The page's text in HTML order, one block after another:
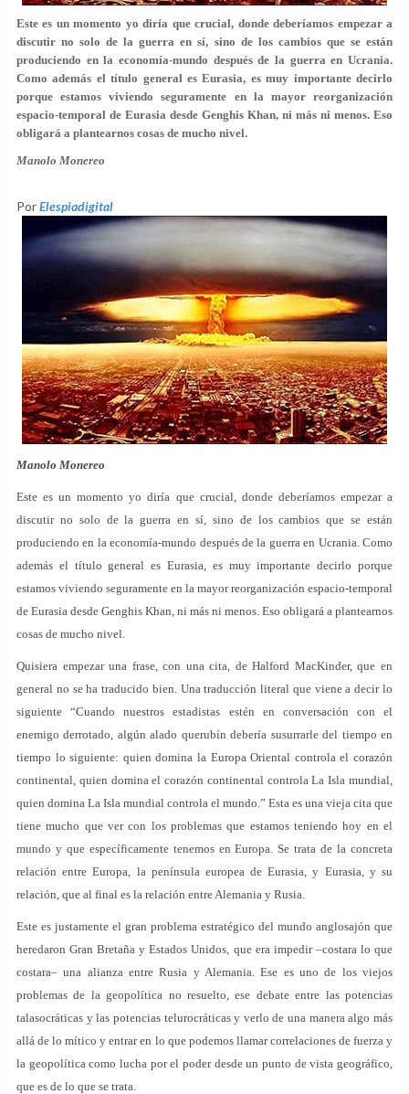
Este es un momento yo diría que crucial, donde deberíamos empezar a
discutir no solo de la guerra en sí, sino de los cambios que se están
produciendo en la economía-mundo después de la guerra en Ucrania.
Como además el título general es Eurasia, es muy importante decirlo
porque estamos viviendo seguramente en la mayor reorganización
espacio-temporal de Eurasia desde Genghis Khan, ni más ni menos. Eso
obligará a plantearnos cosas de mucho nivel.
Manolo Monereo
PorElespiadigital
Manolo Monereo
Este es un momento yo diría que crucial, donde deberíamos empezar a
discutir no solo de la guerra en sí, sino de los cambios que se están
produciendo en la economía-mundo después de la guerra en Ucrania. Como
además el título general es Eurasia, es muy importante decirlo porque
estamos viviendo seguramente en la mayor reorganización espacio-temporal
de Eurasia desde Genghis Khan, ni más ni menos. Eso obligará a plantearnos
cosas de mucho nivel.
Quisiera empezar una frase, con una cita, de Halford MacKinder, que en
general no se ha traducido bien. Una traducción literal que viene a decir lo
siguiente “Cuando nuestros estadistas estén en conversación con el
enemigo derrotado, algún alado querubín debería susurrarle del tiempo en
tiempo lo siguiente: quien domina la Europa Oriental controla el corazón
continental, quien domina el corazón continental controla La Isla mundial,
quien domina La Isla mundial controla el mundo.” Esta es una vieja cita que
tiene mucho que ver con los problemas que estamos teniendo hoy en el
mundo y que específicamente tenemos en Europa. Se trata de la concreta
relación entre Europa, la península europea de Eurasia, y Eurasia, y su
relación, que al final es la relación entre Alemania y Rusia.
Este es justamente el gran problema estratégico del mundo anglosajón que
heredaron Gran Bretaña y Estados Unidos, que era impedir –costara lo que
costara– una alianza entre Rusia y Alemania. Ese es uno de los viejos
problemas de la geopolítica no resuelto, ese debate entre las potencias
talasocráticas y las potencias telurocráticas y verlo de una manera algo más
allá de lo mítico y entrar en lo que podemos llamar correlaciones de fuerza y
la geopolítica como lucha por el poder desde un punto de vista geográfico,
que es de lo que se trata.